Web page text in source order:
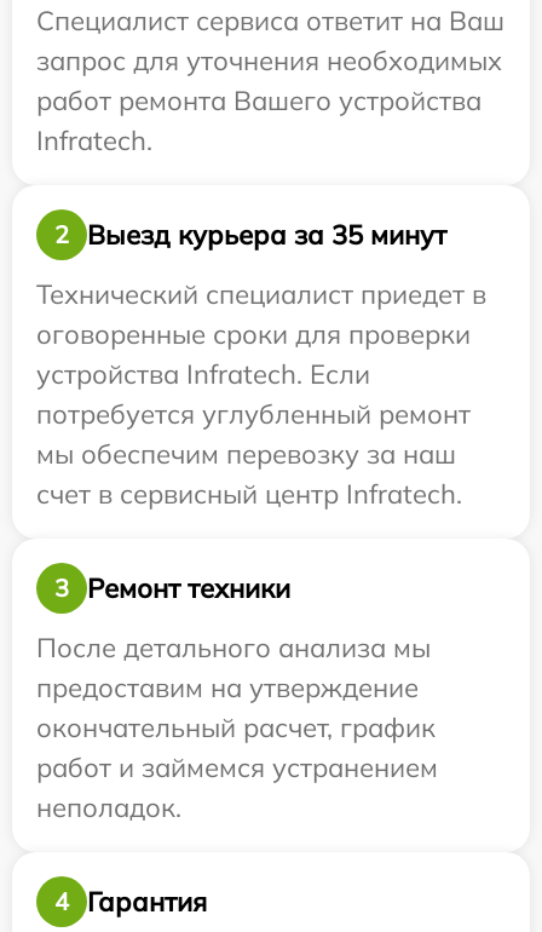
Специалист сервиса ответит на Ваш
запрос для уточнения необходимых
работ ремонта Вашего устройства
Infratech.
2
Выезд курьера за 35 минут
Технический специалист приедет в
оговоренные сроки для проверки
устройства Infratech. Если
потребуется углубленный ремонт
мы обеспечим перевозку за наш
счет в сервисный центр Infratech.
3
Ремонт техники
После детального анализа мы
предоставим на утверждение
окончательный расчет, график
работ и займемся устранением
неполадок.
4 Гарантия